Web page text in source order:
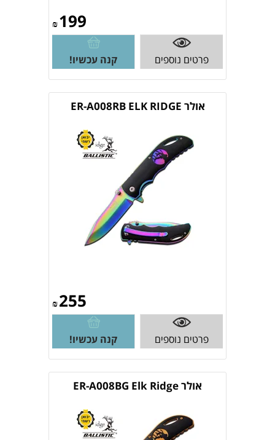
₪199
פרטים נוספים קנה עכשיו!
אולר ER-A008RB ELK RIDGE
₪255
פרטים נוספים קנה עכשיו!
אולר ER-A008BG Elk Ridge